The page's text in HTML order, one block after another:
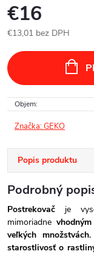
€16
€13,01 bez DPH
cena:
Objem:
Značka:GEKO
Popis produktu
Podrobný
Postrekovač je
mimoriadne
veľkých množstvách.
starostlivosť o